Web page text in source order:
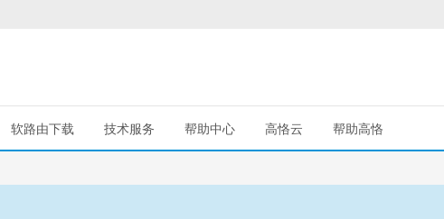
软路由下载 技术服务 帮助中心 高恪云 帮助高恪